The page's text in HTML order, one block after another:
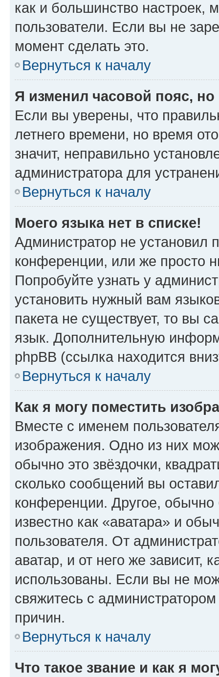
как и большинство настроек,
пользователи. Если вы не
момент сделать это.
Вернуться к началу
Я изменил часовой пояс,
Если вы уверены, что
летнего времени, но время
значит, неправильно
администратора для
Вернуться к началу
Моего языка нет в списке!
Администратор не установил
конференции, или же просто
Попробуйте узнать у
установить нужный вам
пакета не существует, то вы
язык. Дополнительную
phpBB (ссылка находится
Вернуться к началу
Как я могу поместить
Вместе с именем
изображения. Одно из них
обычно это звёздочки,
сколько сообщений вы
конференции. Другое,
известно как «аватара» и
пользователя. От
аватар, и от него же зависит,
использованы. Если вы не
свяжитесь с
причин.
Вернуться к началу
Что такое звание и как я